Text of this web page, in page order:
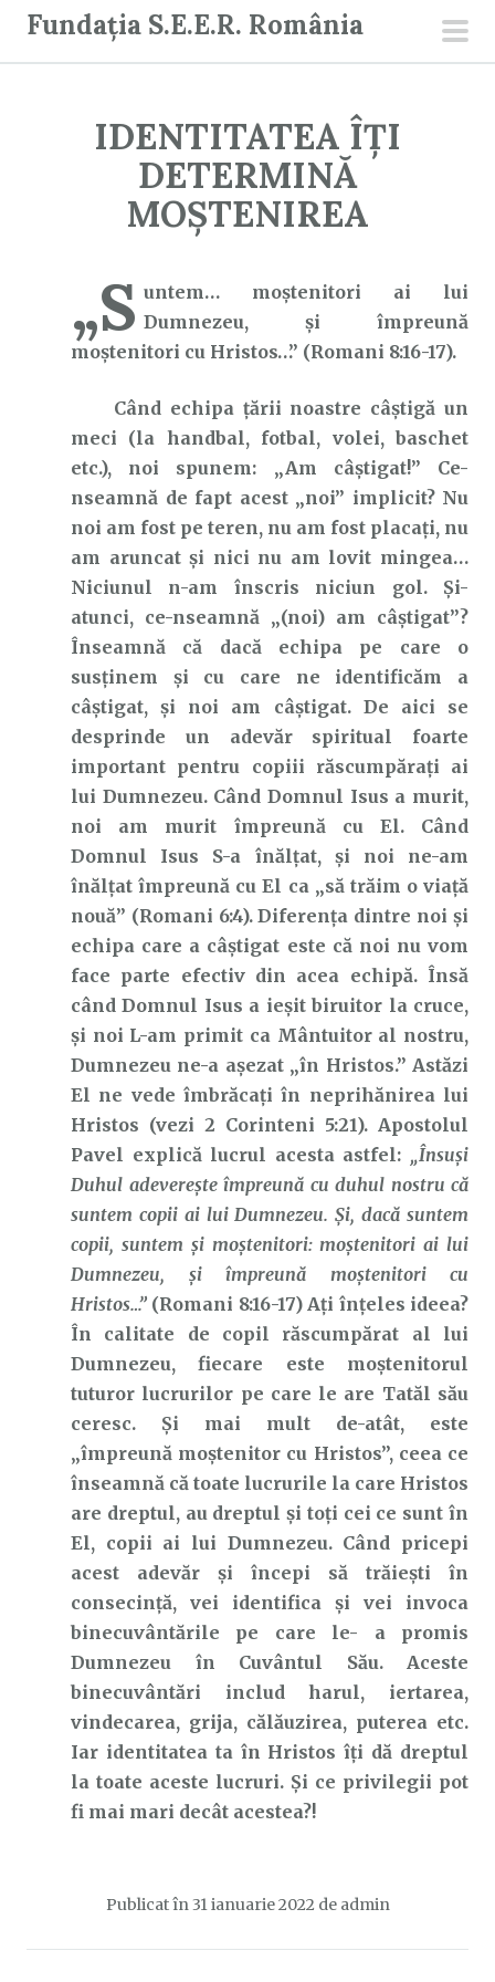
Fundația S.E.E.R. România
IDENTITATEA ÎȚI
DETERMINĂ
MOȘTENIREA
„S untem… moştenitori ai lui
Dumnezeu, şi împreună
moştenitori cu Hristos…” (Romani 8:16-17).
Când echipa țării noastre câștigă un
meci (la handbal, fotbal, volei, baschet
etc.), noi spunem: „Am câștigat!” Ce-
nseamnă de fapt acest „noi” implicit? Nu
noi am fost pe teren, nu am fost placați, nu
am aruncat și nici nu am lovit mingea…
Niciunul n-am înscris niciun gol. Și-
atunci, ce-nseamnă „(noi) am câștigat”?
Înseamnă că dacă echipa pe care o
susținem și cu care ne identificăm a
câștigat, și noi am câștigat. De aici se
desprinde un adevăr spiritual foarte
important pentru copiii răscumpărați ai
lui Dumnezeu. Când Domnul Isus a murit,
noi am murit împreună cu El. Când
Domnul Isus S-a înălțat, și noi ne-am
înălțat împreună cu El ca „să trăim o viaţă
nouă” (Romani 6:4). Diferența dintre noi și
echipa care a câștigat este că noi nu vom
face parte efectiv din acea echipă. Însă
când Domnul Isus a ieșit biruitor la cruce,
și noi L-am primit ca Mântuitor al nostru,
Dumnezeu ne-a așezat „în Hristos.” Astăzi
El ne vede îmbrăcați în neprihănirea lui
Hristos (vezi 2 Corinteni 5:21). Apostolul
Pavel explică lucrul acesta astfel: „Însuşi
Duhul adevereşte împreună cu duhul nostru că
suntem copii ai lui Dumnezeu. Şi, dacă suntem
copii, suntem şi moştenitori: moştenitori ai lui
Dumnezeu, şi împreună moştenitori cu
Hristos…” (Romani 8:16-17) Ați înțeles ideea?
În calitate de copil răscumpărat al lui
Dumnezeu, fiecare este moștenitorul
tuturor lucrurilor pe care le are Tatăl său
ceresc. Și mai mult de-atât, este
„împreună moștenitor cu Hristos”, ceea ce
înseamnă că toate lucrurile la care Hristos
are dreptul, au dreptul și toți cei ce sunt în
El, copii ai lui Dumnezeu. Când pricepi
acest adevăr și începi să trăiești în
consecință, vei identifica și vei invoca
binecuvântările pe care le- a promis
Dumnezeu în Cuvântul Său. Aceste
binecuvântări includ harul, iertarea,
vindecarea, grija, călăuzirea, puterea etc.
Iar identitatea ta în Hristos îți dă dreptul
la toate aceste lucruri. Și ce privilegii pot
fi mai mari decât acestea?!
Publicat în 31 ianuarie 2022 de admin